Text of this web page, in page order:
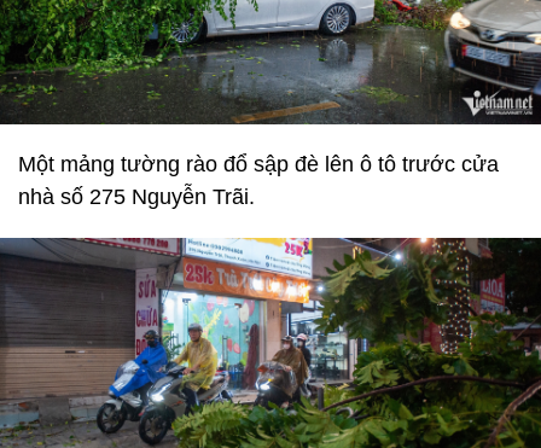
Một mảng tường rào đổ sập đè lên ô tô trước cửa
nhà số 275 Nguyễn Trãi.